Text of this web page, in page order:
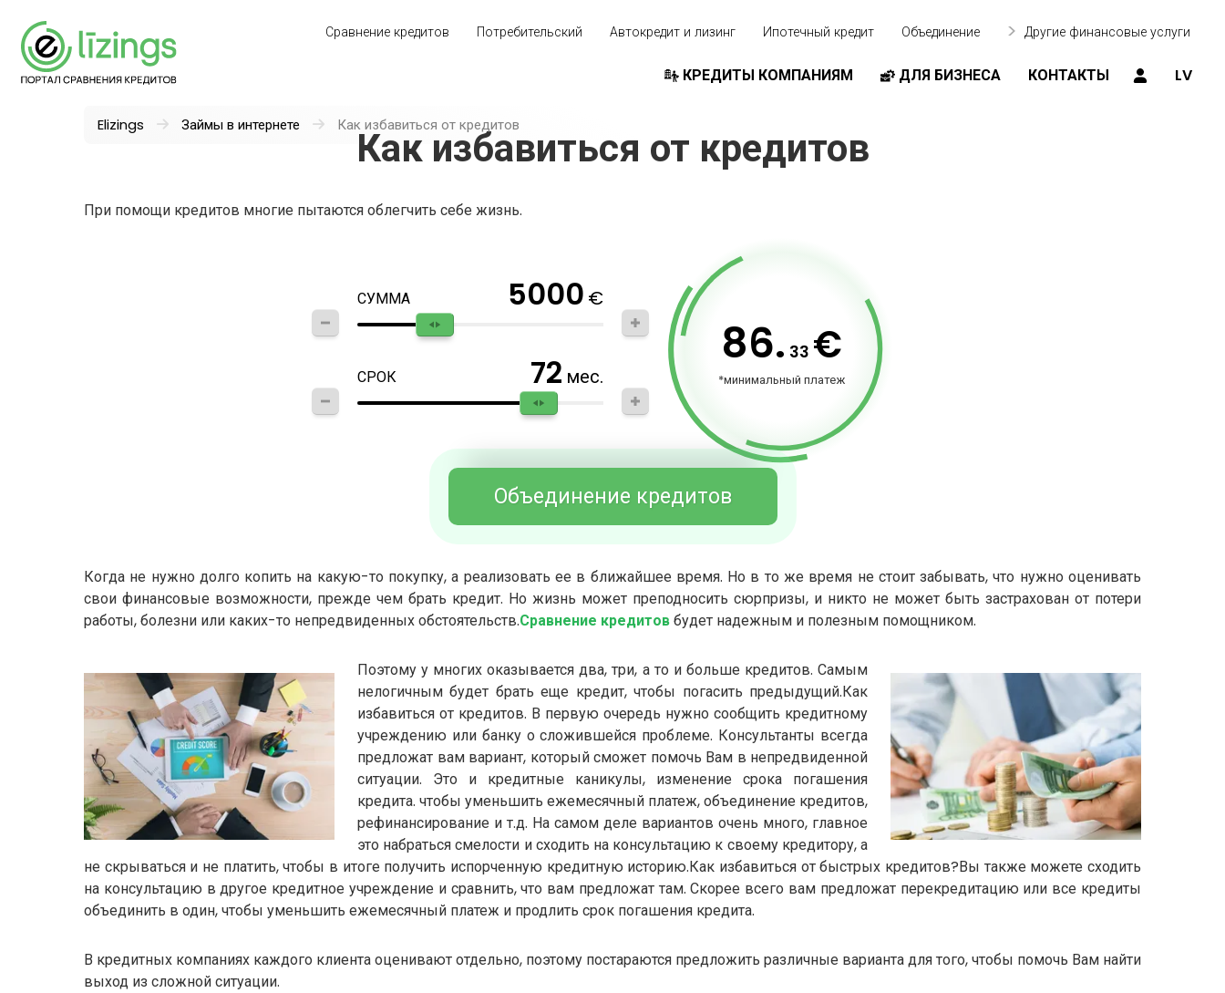
Сравнение кредитов Потребительский Автокредит и лизинг Ипотечный кредит Объединение Другие финансовые услуги
LV
КРЕДИТЫ КОМПАНИЯМ ДЛЯ БИЗНЕСА КОНТАКТЫ
Elizings Займы в интернете Как избавиться от кредитов
Как избавиться от кредитов
При помощи кредитов многие пытаются облегчить себе жизнь.
СУММА 5000 €
СРОК 72 мес.
86. 33 €
*минимальный платеж
Объединение кредитов
Когда не нужно долго копить на какую-то покупку, а реализовать ее в ближайшее время. Но в то же время не стоит забывать, что нужно оценивать
свои финансовые возможности, прежде чем брать кредит. Но жизнь может преподносить сюрпризы, и никто не может быть застрахован от потери
работы, болезни или каких-то непредвиденных обстоятельств.Сравнение кредитовбудет надежным и полезным помощником.
Поэтому у многих оказывается два, три, а то и больше кредитов. Самым
нелогичным будет брать еще кредит, чтобы погасить предыдущий.Как
избавиться от кредитов. В первую очередь нужно сообщить кредитному
учреждению или банку о сложившейся проблеме. Консультанты всегда
предложат вам вариант, который сможет помочь Вам в непредвиденной
ситуации. Это и кредитные каникулы, изменение срока погашения
кредита. чтобы уменьшить ежемесячный платеж, объединение кредитов,
рефинансирование и т.д. На самом деле вариантов очень много, главное
это набраться смелости и сходить на консультацию к своему кредитору, а
не скрываться и не платить, чтобы в итоге получить испорченную кредитную историю.Как избавиться от быстрых кредитов?Вы также можете сходить
на консультацию в другое кредитное учреждение и сравнить, что вам предложат там. Скорее всего вам предложат перекредитацию или все кредиты
объединить в один, чтобы уменьшить ежемесячный платеж и продлить срок погашения кредита.
В кредитных компаниях каждого клиента оценивают отдельно, поэтому постараются предложить различные варианта для того, чтобы помочь Вам найти
выход из сложной ситуации.